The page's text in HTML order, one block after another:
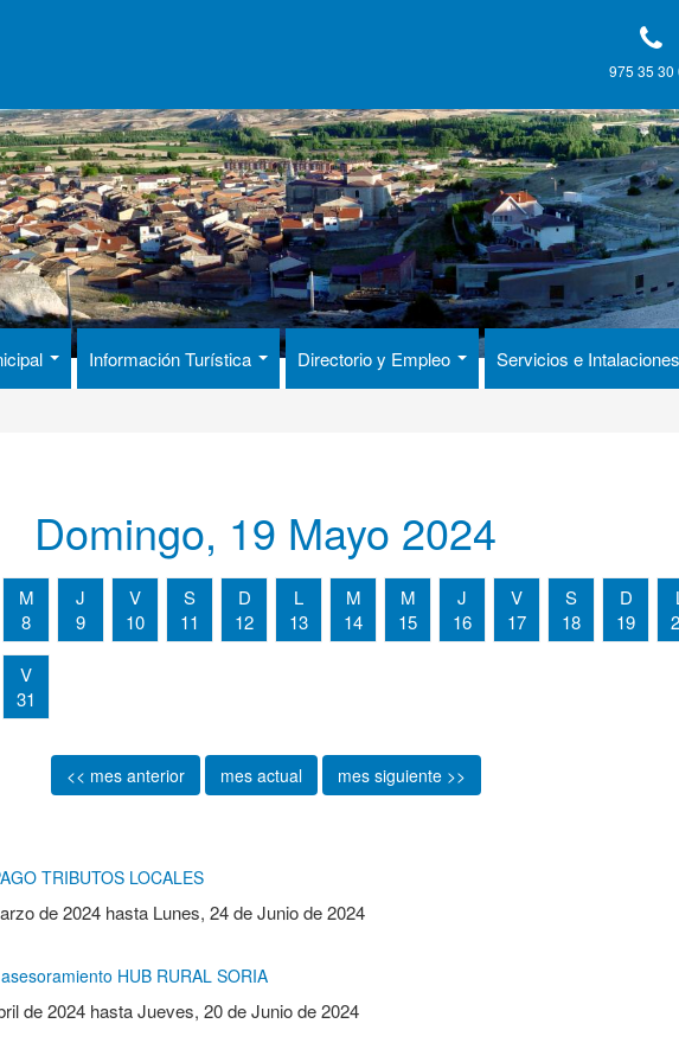
975 35 30
Información Turística Directorio y Empleo Servicios e Intalaciones
Domingo, 19 Mayo 2024
M
8
J
9
V
10
S
11
D
12
L
13
M
14
M
15
J
16
V
17
S
18
D
19
V
31
<< mes anterior mes actual mes siguiente >>
TRIBUTOS LOCALES
de 2024hasta Lunes, 24 de Junio de 2024
HUB RURAL SORIA
de 2024hastaJueves, 20 de Junio de 2024